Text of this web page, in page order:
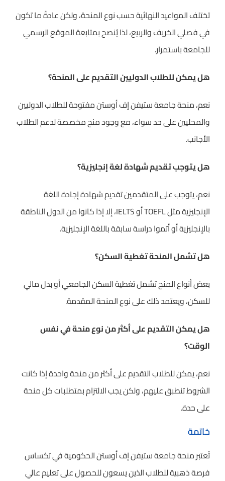
تختلف المواعيد النهائية حسب نوع المنحة، ولكن عادةً ما تكون
في فصلي الخريف والربيع، لذا يُنصح بمتابعة الموقع الرسمي
للجامعة باستمرار.
هل يمكن للطلاب الدوليين التقديم على المنحة؟
نعم، منحة جامعة ستيفن إف أوستن مفتوحة للطلاب الدوليين
والمحليين على حد سواء، مع وجود منح مخصصة لدعم الطلاب
الأجانب.
هل يتوجب تقديم شهادة لغة إنجليزية؟
نعم، يتوجب على المتقدمين تقديم شهادة إجادة اللغة
الإنجليزية مثل TOEFL أو IELTS، إلا إذا كانوا من الدول الناطقة
بالإنجليزية أو أتموا دراسة سابقة باللغة الإنجليزية.
هل تشمل المنحة تغطية السكن؟
بعض أنواع المنح تشمل تغطية السكن الجامعي أو بدل مالي
للسكن، ويعتمد ذلك على نوع المنحة المقدمة.
هل يمكن التقديم على أكثر من نوع منحة في نفس
الوقت؟
نعم، يمكن للطلاب التقديم على أكثر من منحة واحدة إذا كانت
الشروط تنطبق عليهم، ولكن يجب الالتزام بمتطلبات كل منحة
على حدة.
خاتمة
تُعتبر منحة جامعة ستيفن إف أوستن الحكومية في تكساس
فرصة ذهبية للطلاب الذين يسعون للحصول على تعليم عالي